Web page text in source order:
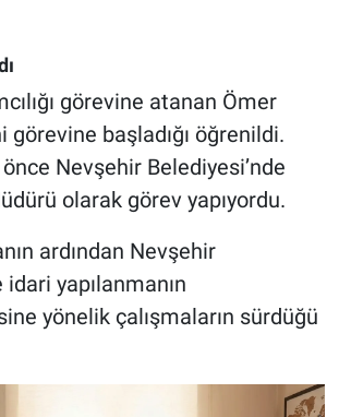
görevine atanan Ömer
görevine başladığı öğrenildi.
Nevşehir Belediyesi’nde
olarak görev yapıyordu.
ardından Nevşehir
idari yapılanmanın
yönelik çalışmaların sürdüğü